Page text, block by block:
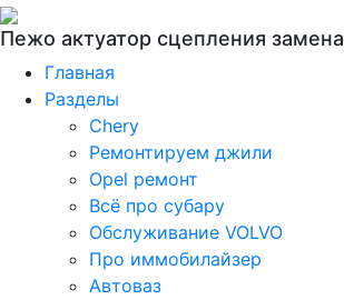
Пежо актуатор сцепления замена
Главная
Разделы
Chery
Ремонтируем джили
Opel ремонт
Всё про субару
Обслуживание VOLVO
Про иммобилайзер
Автоваз